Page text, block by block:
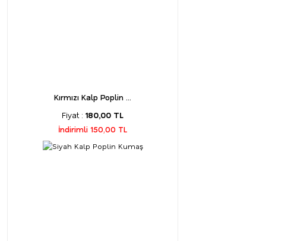
Kırmızı Kalp Poplin ...
Fiyat : 180,00 TL
İndirimli 150,00 TL